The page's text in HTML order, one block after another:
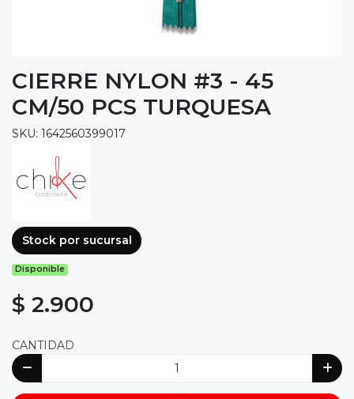
CIERRE NYLON #3 - 45
CM/50 PCS TURQUESA
SKU: 1642560399017
Stock por sucursal
Disponible
$ 2.900
CANTIDAD